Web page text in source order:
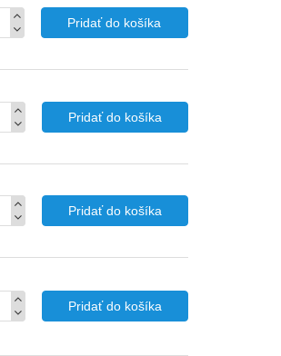
Pridať do košíka
Pridať do košíka
Pridať do košíka
Pridať do košíka